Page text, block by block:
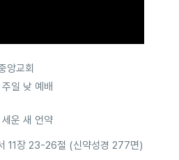
앙교회
일 낮 예배
운 새 언약
11장 23-26절 (신약성경 277면)